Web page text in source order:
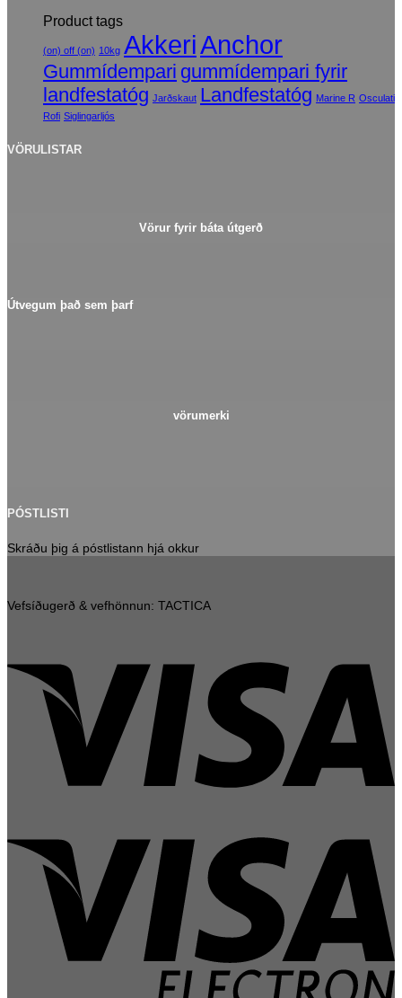
Product tags
(on) off (on) 10kg AkkeriAnchor
Gummídempari gummídempari fyrir
landfestatóg Jarðskaut Landfestatóg Marine R Osculati
Rofi Siglingarljós
VÖRULISTAR
Vörur fyrir báta útgerð
Útvegum það sem þarf
vörumerki
PÓSTLISTI
Skráðu þig á póstlistann hjá okkur
Vefsíðugerð & vefhönnun: TACTICA